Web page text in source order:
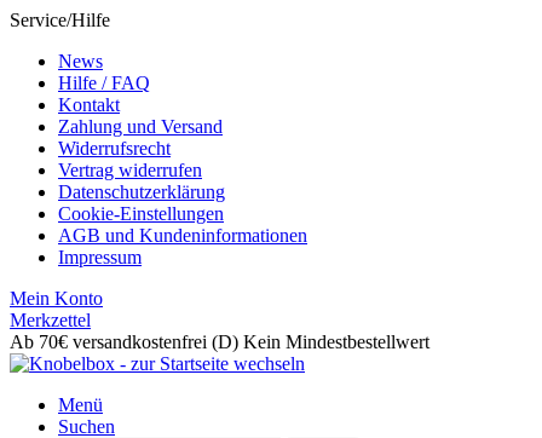
Service/Hilfe
News
Hilfe / FAQ
Kontakt
Zahlung und Versand
Widerrufsrecht
Vertrag widerrufen
Datenschutzerklärung
Cookie-Einstellungen
AGB und Kundeninformationen
Impressum
Mein Konto
Merkzettel
Ab 70€ versandkostenfrei (D) Kein Mindestbestellwert
Menü
Suchen